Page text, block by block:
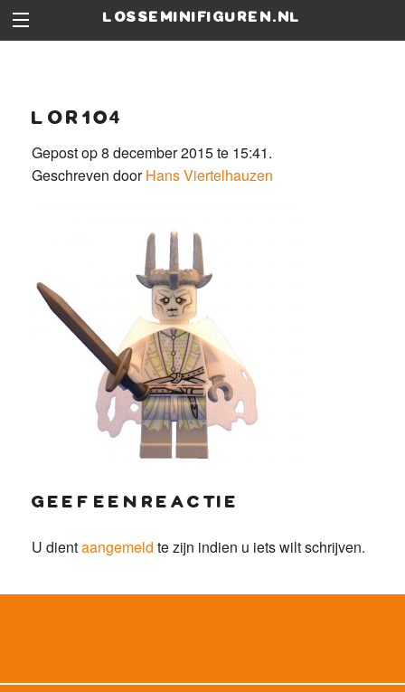
losseminifiguren.nl
lor104
Gepost op 8 december 2015 te 15:41.
Geschreven doorHans Viertelhauzen
geef een reactie
U dientaangemeld te zijn indien u iets wilt schrijven.